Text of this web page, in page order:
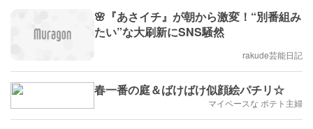
🌸『あさイチ』が朝から激変！“別番組み
たい”な大刷新にSNS騒然
rakude芸能日記
春一番の庭＆ばけばけ似顔絵パチリ☆
マイペースな ポテト主婦